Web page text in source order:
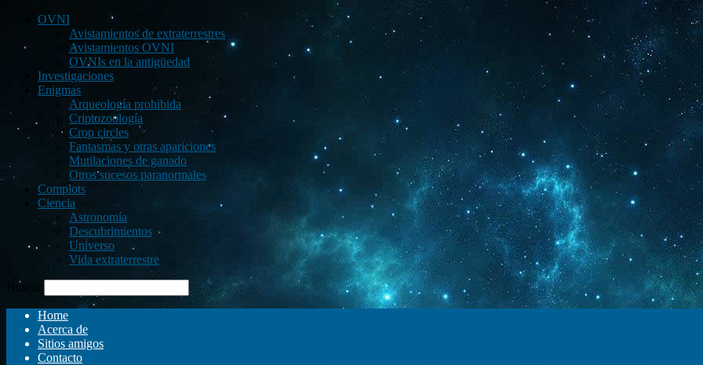
OVNI
Avistamientos de extraterrestres
Avistamientos OVNI
OVNIs en la antigüedad
Investigaciones
Enigmas
Arqueología prohibida
Criptozoología
Crop circles
Fantasmas y otras apariciones
Mutilaciones de ganado
Otros sucesos paranormales
Complots
Ciencia
Astronomía
Descubrimientos
Universo
Vida extraterrestre
Buscar
Home
Acerca de
Sitios amigos
Contacto